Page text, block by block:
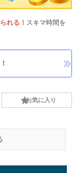
れる！ スキマ時間を
お気に入り